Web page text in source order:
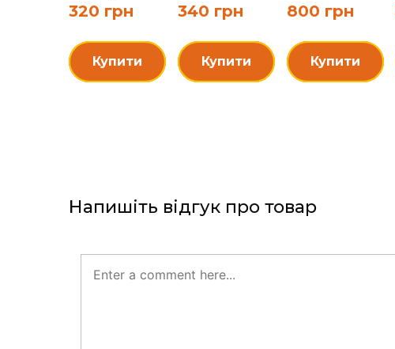
320 грн
Купити
340 грн
Купити
800 грн
Купити
Напишіть відгук про товар